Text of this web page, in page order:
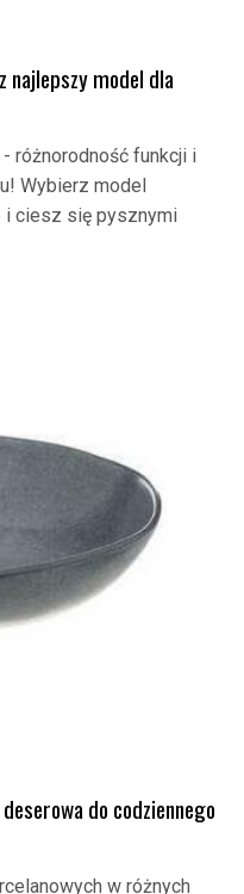
najlepszy model dla
różnorodność funkcji i
Wybierz model
i ciesz się pysznymi
do codziennego
w różnych